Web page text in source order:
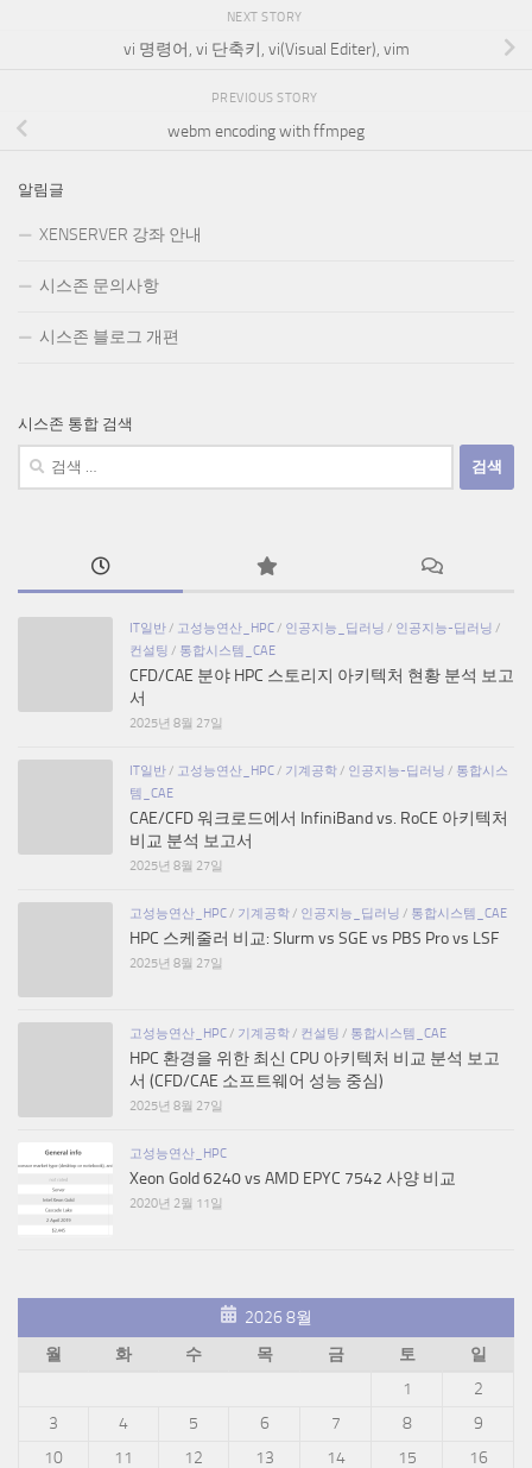
NEXT STORY
vi 명령어, vi 단축키, vi(Visual Editer), vim
PREVIOUS STORY
webm encoding with ffmpeg
알림글
XENSERVER 강좌 안내
시스존 문의사항
시스존 블로그 개편
시스존 통합 검색
검
IT일반 / 고성능연산_HPC / 인공지능_딥러닝 / 인공지능-딥러닝 /
컨설팅 / 통합시스템_CAE
CFD/CAE 분야 HPC 스토리지 아키텍처 현황 분석 보고
서
2025년 8월 27일
IT일반 / 고성능연산_HPC / 기계공학 / 인공지능-딥러닝 / 통합시스
템_CAE
CAE/CFD 워크로드에서 InfiniBand vs. RoCE 아키텍처
비교 분석 보고서
2025년 8월 27일
고성능연산_HPC / 기계공학 / 인공지능_딥러닝 / 통합시스템_CAE
HPC 스케줄러 비교: Slurm vs SGE vs PBS Pro vs LSF
2025년 8월 27일
고성능연산_HPC / 기계공학 / 컨설팅 / 통합시스템_CAE
HPC 환경을 위한 최신 CPU 아키텍처 비교 분석 보고
서 (CFD/CAE 소프트웨어 성능 중심)
2025년 8월 27일
고성능연산_HPC
Xeon Gold 6240 vs AMD EPYC 7542 사양 비교
2020년 2월 11일
2026 8월
월
화 수 목 금 토
일
1
2
3
4 5 6 7 8
9
10
11 12 13 14 15 16